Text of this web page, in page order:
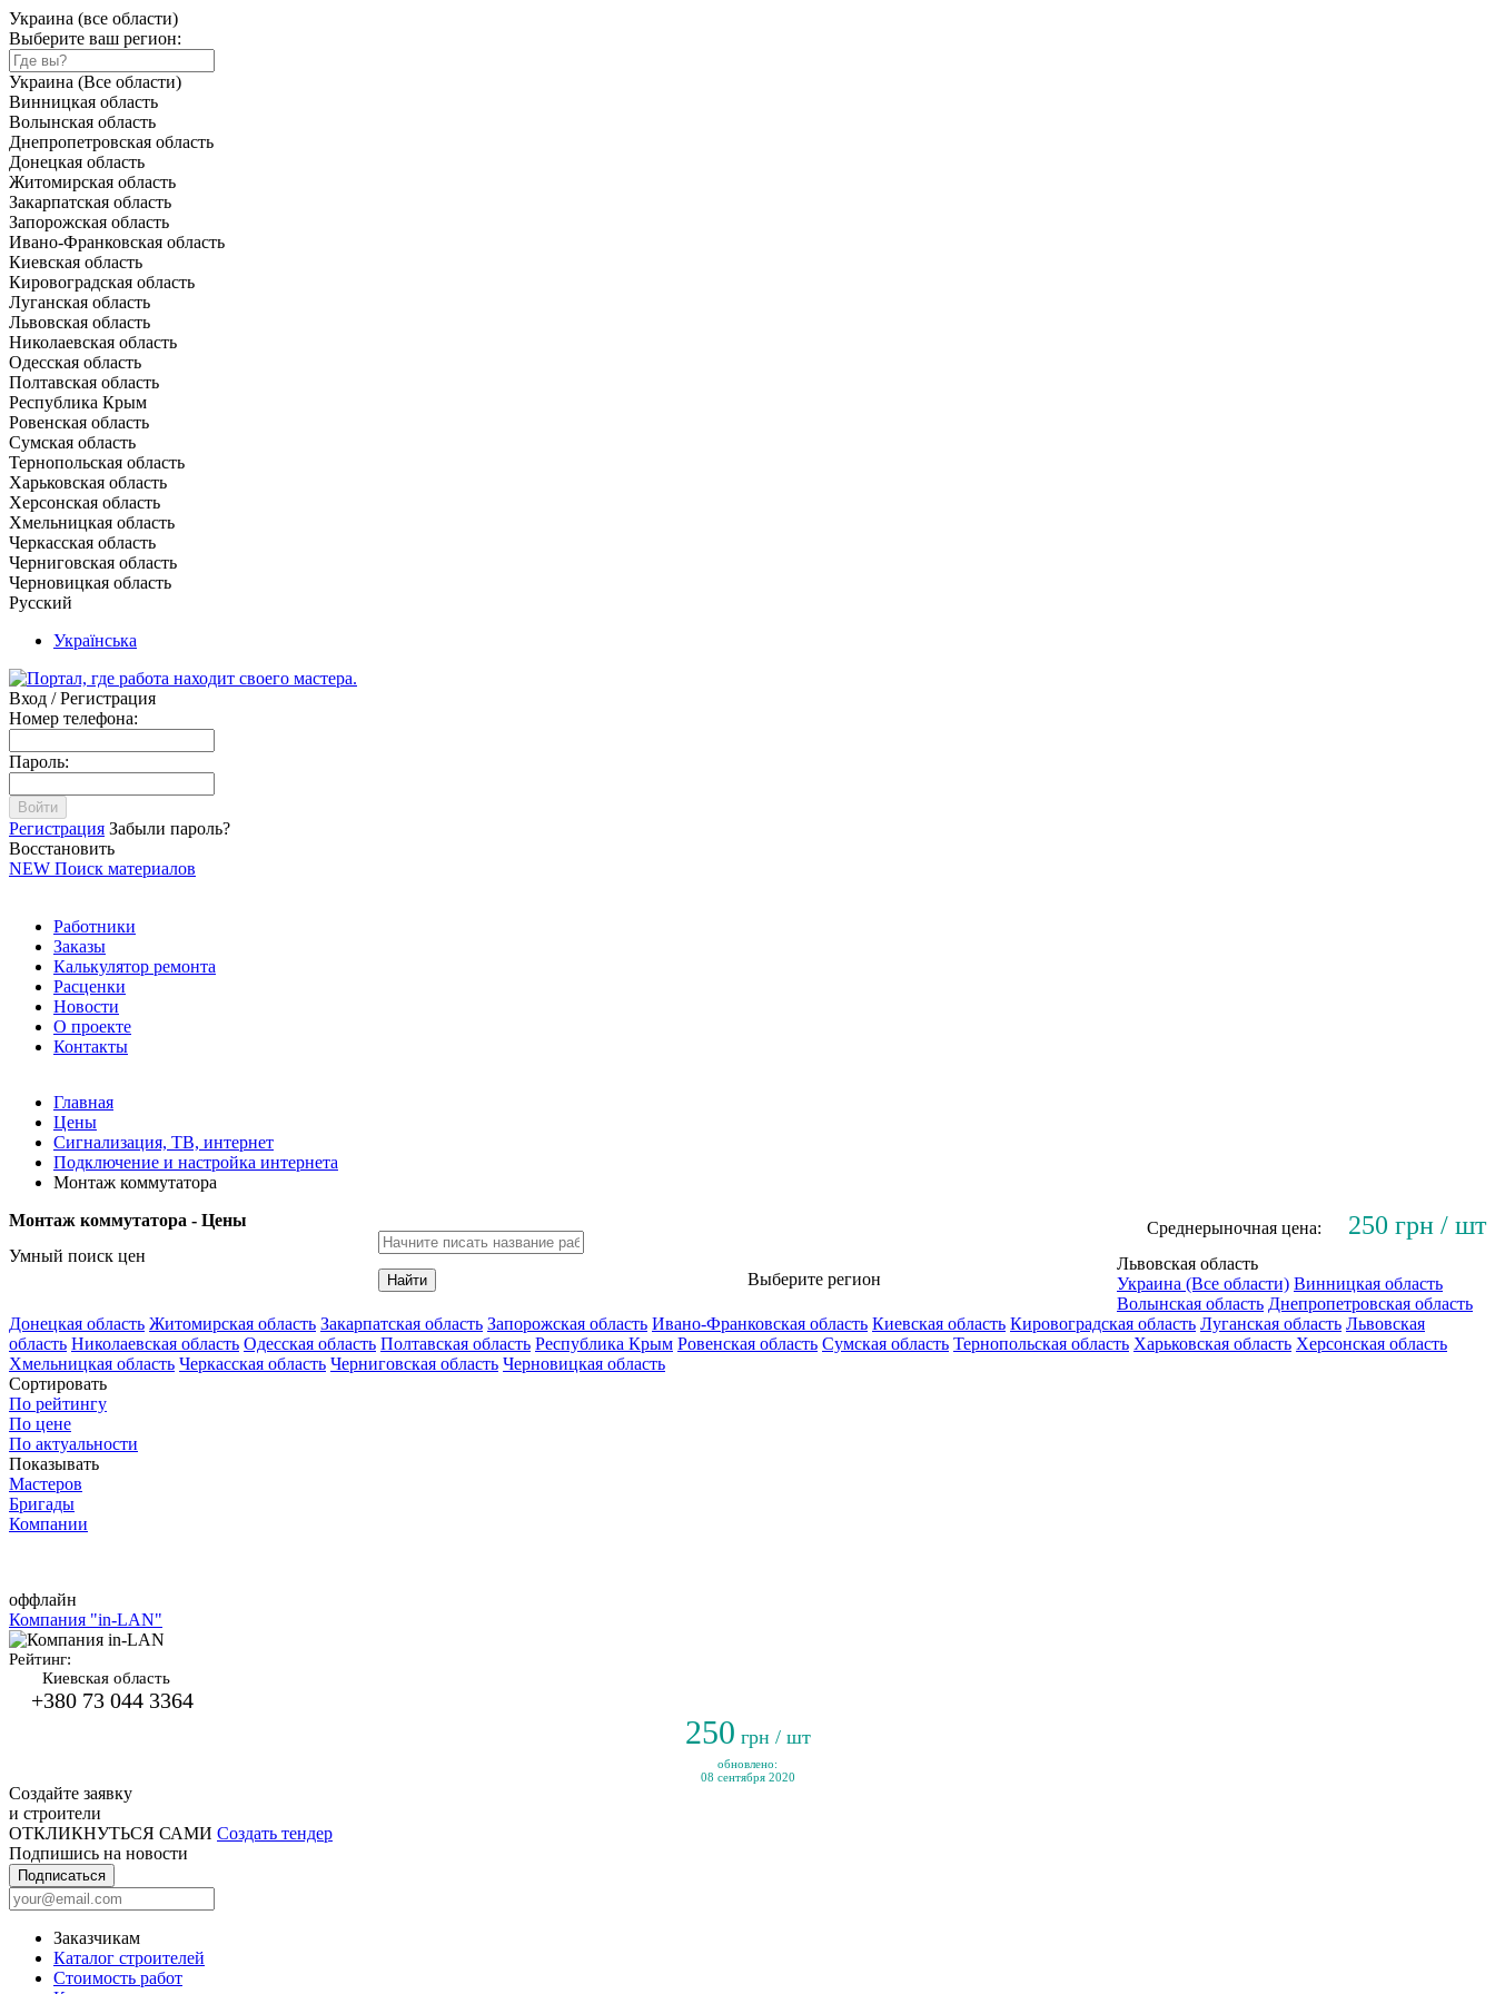
Украина (все области)
Выберите ваш регион:
Украина (Все области)
Винницкая область
Волынская область
Днепропетровская область
Донецкая область
Житомирская область
Закарпатская область
Запорожская область
Ивано-Франковская область
Киевская область
Кировоградская область
Луганская область
Львовская область
Николаевская область
Одесская область
Полтавская область
Республика Крым
Ровенская область
Сумская область
Тернопольская область
Харьковская область
Херсонская область
Хмельницкая область
Черкасская область
Черниговская область
Черновицкая область
Русский
Українська
Вход / Регистрация
Номер телефона:
Пароль:
Войти
Регистрация Забыли пароль?
Восстановить
NEW Поиск материалов
Работники
Заказы
Калькулятор ремонта
Расценки
Новости
О проекте
Контакты
Главная
Цены
Сигнализация, ТВ, интернет
Подключение и настройка интернета
Монтаж коммутатора
Монтаж коммутатора - Цены
Среднерыночная цена: 250 грн / шт
Умный поиск цен
Найти Выберите регион
Львовская область
Украина (Все области) Винницкая область
Волынская область Днепропетровская область
Донецкая область Житомирская область Закарпатская область Запорожская область Ивано-Франковская область Киевская область Кировоградская область Луганская область Львовская
область Николаевская область Одесская область Полтавская область Республика Крым Ровенская область Сумская область Тернопольская область Харьковская область Херсонская область
Хмельницкая область Черкасская область Черниговская область Черновицкая область
Сортировать
По рейтингу
По цене
По актуальности
Показывать
Мастеров
Бригады
Компании
оффлайн
Компания "in-LAN"
Рейтинг:
Киевская область
+380 73 044 3364
250 грн / шт
обновлено:
08 сентября 2020
Создайте заявку
и строители
ОТКЛИКНУТЬСЯ САМИ Создать тендер
Подпишись на новости
Подписаться
Заказчикам
Каталог строителей
Стоимость работ